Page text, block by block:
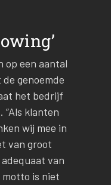
op een aantal
genoemde
het bedrijf
klanten
wij mee in
van groot
van
is niet